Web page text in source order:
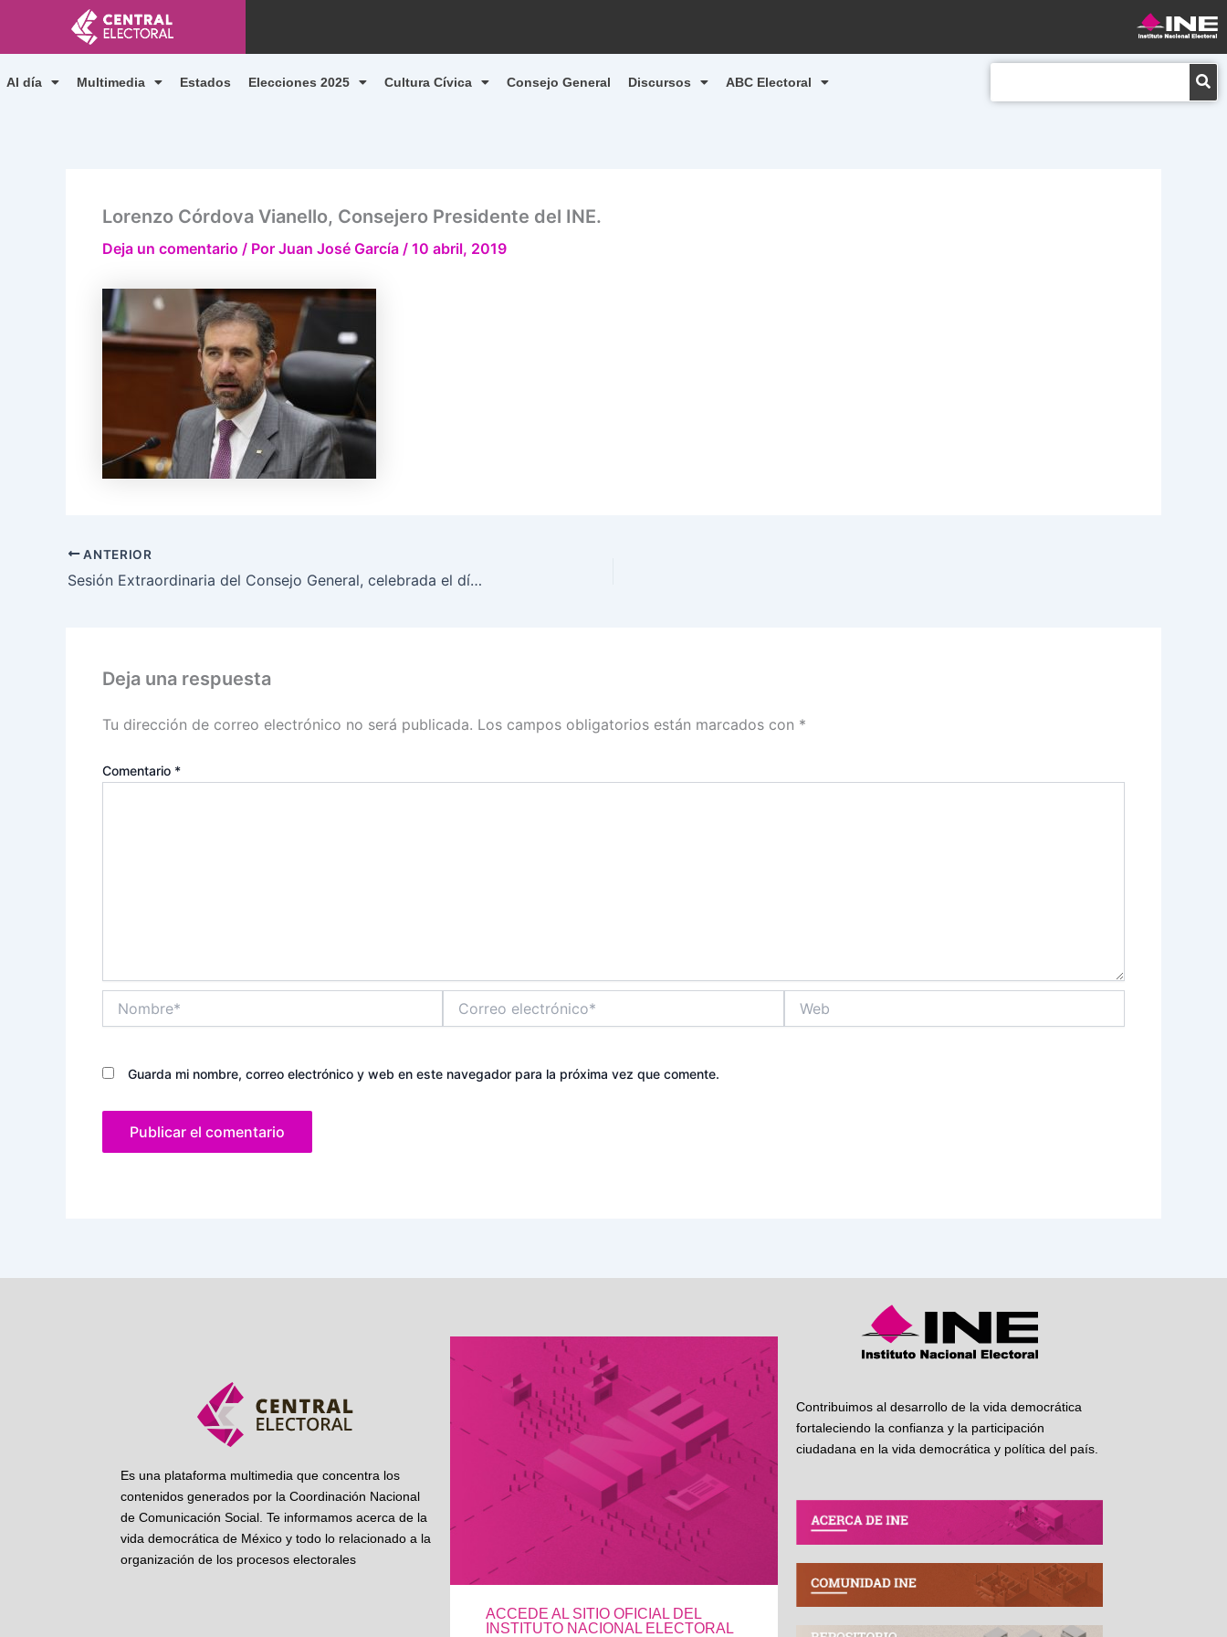
contenido
Al día Multimedia Estados Elecciones 2025 Cultura Cívica Consejo General Discursos ABC Electoral
Lorenzo Córdova Vianello, Consejero Presidente del INE.
Deja un comentario / Por Juan José García / 10 abril, 2019
ANTERIOR
Sesión Extraordinaria del Consejo General, celebrada el día 10 de abril de 2019
Deja una respuesta
Tu dirección de correo electrónico no será publicada. Los campos obligatorios están marcados con *
Comentario *
electrónico*
Guarda mi nombre, correo electrónico y web en este navegador para la próxima vez que comente.
Es una plataforma multimedia que concentra los
contenidos generados por la Coordinación Nacional
de Comunicación Social. Te informamos acerca de la
vida democrática de México y todo lo relacionado a la
organización de los procesos electorales
ACCEDE AL SITIO OFICIAL DEL
INSTITUTO NACIONAL ELECTORAL
Contribuimos al desarrollo de la vida democrática
fortaleciendo la confianza y la participación
ciudadana en la vida democrática y política del país.